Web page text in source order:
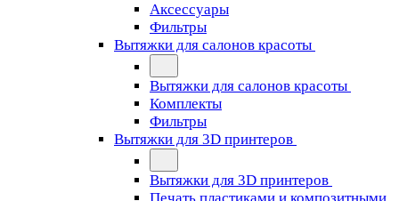
Аксессуары
Фильтры
Вытяжки для салонов красоты
Вытяжки для салонов красоты
Комплекты
Фильтры
Вытяжки для 3D принтеров
Вытяжки для 3D принтеров
Печать пластиками и композитными